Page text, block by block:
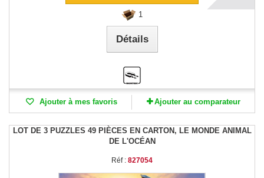
1
Détails
Ajouter à mes favoris Ajouter au comparateur
LOT DE 3 PUZZLES 49 PIÈCES EN CARTON, LE MONDE ANIMAL
DE L'OCÉAN
Réf : 827054